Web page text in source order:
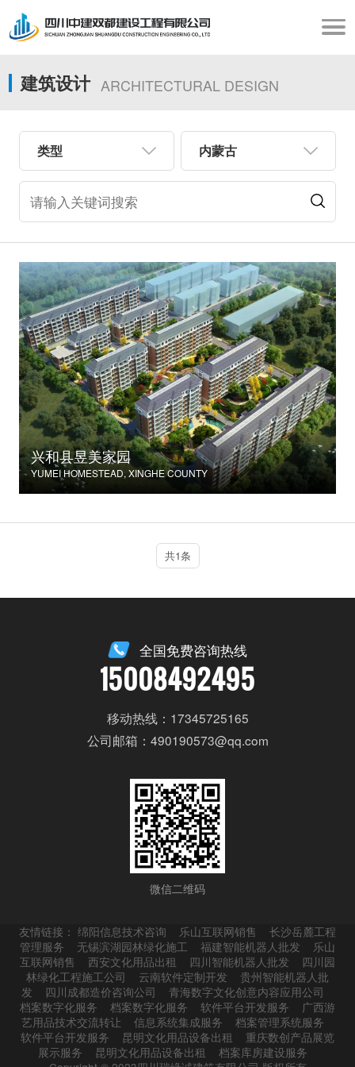
建筑设计 ARCHITECTURAL DESIGN
类型 内蒙古
兴和县昱美家园
YUMEI HOMESTEAD, XINGHE COUNTY
共1条
全国免费咨询热线
15008492495
移动热线：17345725165
公司邮箱：490190573@qq.com
微信二维码
友情链接：绵阳信息技术咨询 乐山互联网销售
长沙岳麓工程
管理服务
无锡滨湖园林绿化施工 福建智能机器人批发
乐山
互联网销售
西安文化用品出租 四川智能机器人批发
四川园
林绿化工程施工公司
云南软件定制开发
贵州智能机器人批
发
四川成都造价咨询公司
青海数字文化创意内容应用公司
档案数字化服务
档案数字化服务 软件平台开发服务
广西游
艺用品技术交流转让
信息系统集成服务
档案管理系统服务
软件平台开发服务
昆明文化用品设备出租
重庆数创产品展览
展示服务
昆明文化用品设备出租
档案库房建设服务